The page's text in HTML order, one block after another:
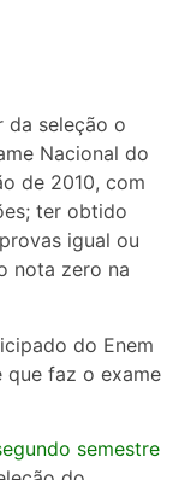
da seleção o
Nacional do
de 2010, com
ter obtido
igual ou
nota zero na
do Enem
que faz o exame
semestre